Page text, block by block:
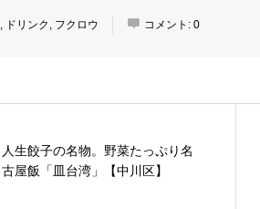
, ドリンク , フクロウ コメント: 0
人生餃子の名物。野菜たっぷり名
古屋飯「皿台湾」【中川区】